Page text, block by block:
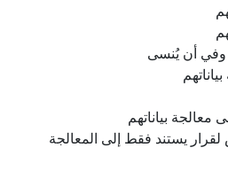
وفي أن يُنسى
بياناتهم
يستند فقط إلى المعالجة